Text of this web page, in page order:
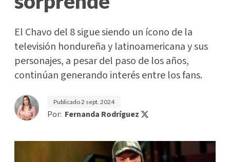
El Chavo del 8 sigue siendo un ícono de la
televisión hondureña y latinoamericana y sus
personajes, a pesar del paso de los años,
continúan generando interés entre los fans.
Publicado2 sept. 2024
Por: Fernanda Rodríguez